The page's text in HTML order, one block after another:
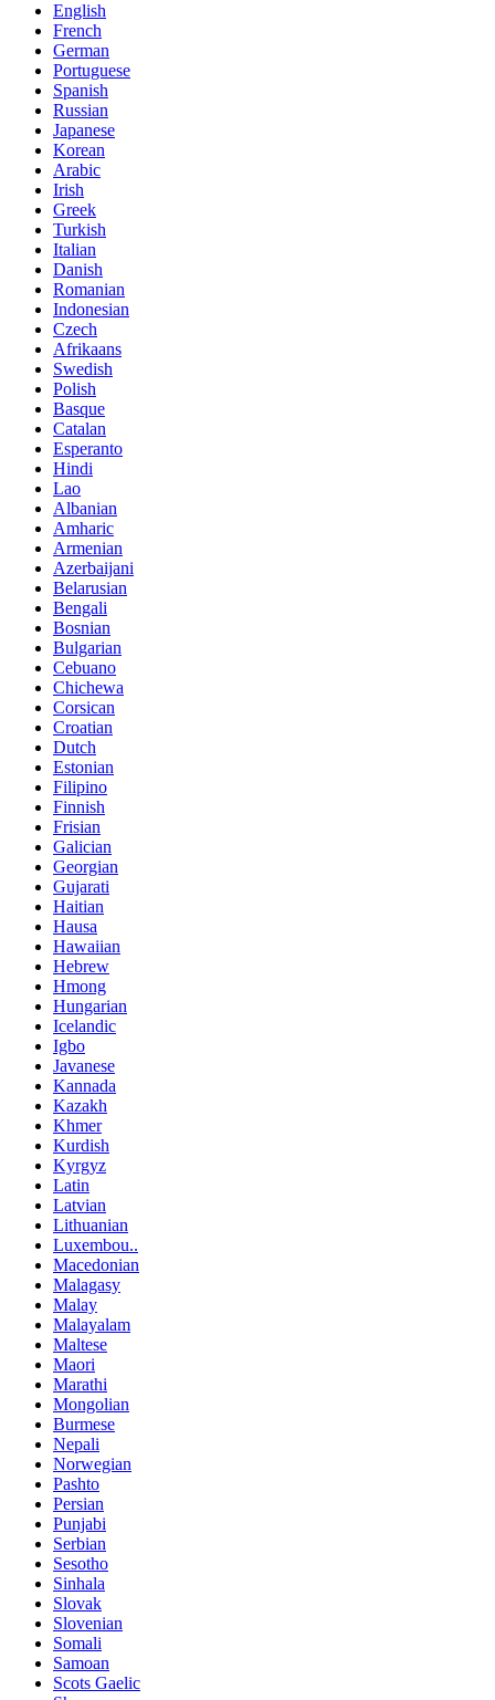
English
French
German
Portuguese
Spanish
Russian
Japanese
Korean
Arabic
Irish
Greek
Turkish
Italian
Danish
Romanian
Indonesian
Czech
Afrikaans
Swedish
Polish
Basque
Catalan
Esperanto
Hindi
Lao
Albanian
Amharic
Armenian
Azerbaijani
Belarusian
Bengali
Bosnian
Bulgarian
Cebuano
Chichewa
Corsican
Croatian
Dutch
Estonian
Filipino
Finnish
Frisian
Galician
Georgian
Gujarati
Haitian
Hausa
Hawaiian
Hebrew
Hmong
Hungarian
Icelandic
Igbo
Javanese
Kannada
Kazakh
Khmer
Kurdish
Kyrgyz
Latin
Latvian
Lithuanian
Luxembou..
Macedonian
Malagasy
Malay
Malayalam
Maltese
Maori
Marathi
Mongolian
Burmese
Nepali
Norwegian
Pashto
Persian
Punjabi
Serbian
Sesotho
Sinhala
Slovak
Slovenian
Somali
Samoan
Scots Gaelic